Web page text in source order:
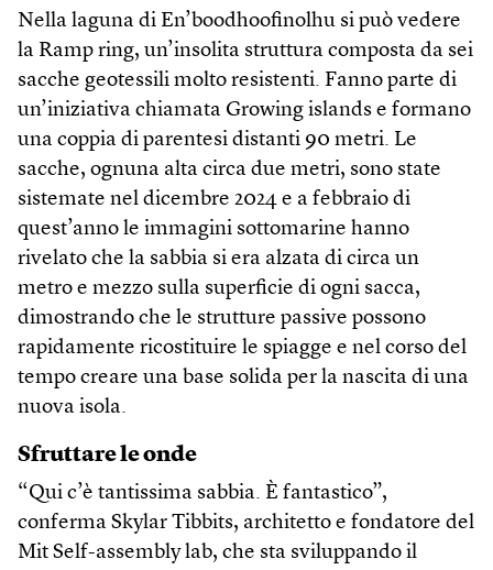
Nella laguna di En’boodhoofinolhu si può vedere
la Ramp ring, un’insolita struttura composta da sei
sacche geotessili molto resistenti. Fanno parte di
un’iniziativa chiamata Growing islands e formano
una coppia di parentesi distanti 90 metri. Le
sacche, ognuna alta circa due metri, sono state
sistemate nel dicembre 2024 e a febbraio di
quest’anno le immagini sottomarine hanno
rivelato che la sabbia si era alzata di circa un
metro e mezzo sulla superficie di ogni sacca,
dimostrando che le strutture passive possono
rapidamente ricostituire le spiagge e nel corso del
tempo creare una base solida per la nascita di una
nuova isola.
Sfruttare le onde
“Qui c’è tantissima sabbia. È fantastico”,
conferma Skylar Tibbits, architetto e fondatore del
Mit Self-assembly lab, che sta sviluppando il